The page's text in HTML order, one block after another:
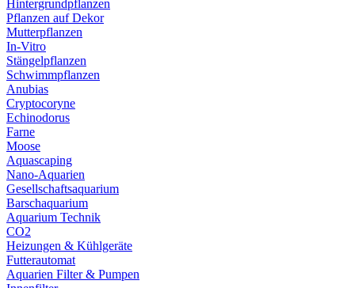
Hintergrundpflanzen
Pflanzen auf Dekor
Mutterpflanzen
In-Vitro
Stängelpflanzen
Schwimmpflanzen
Anubias
Cryptocoryne
Echinodorus
Farne
Moose
Aquascaping
Nano-Aquarien
Gesellschaftsaquarium
Barschaquarium
Aquarium Technik
CO2
Heizungen & Kühlgeräte
Futterautomat
Aquarien Filter & Pumpen